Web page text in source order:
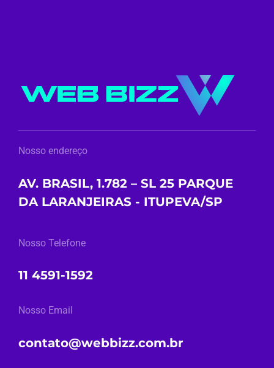
Nosso endereço
AV. BRASIL, 1.782 – SL 25 PARQUE
DA LARANJEIRAS - ITUPEVA/SP
Nosso Telefone
11 4591-1592
Nosso Email
contato@webbizz.com.br